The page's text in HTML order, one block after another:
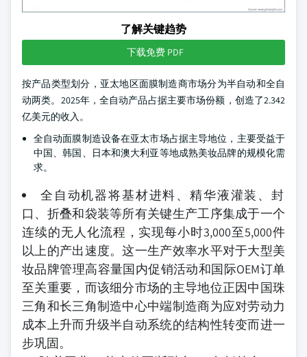
了解关键趋势
下载免费 PDF
按产品类型划分，亚太地区面膜制造商市场分为半自动和全自
动两类。2025年，全自动产品占据主要市场份额，创造了2.342
亿美元的收入。
全自动面膜制造设备在亚太市场占据主导地位，主要受益于
中国、韩国、日本和澳大利亚等地成熟美妆品牌的规模化需
求。
全自动机器将基材进料、精华液灌装、封
口、折叠和袋装等所有关键生产工序集成于一个
连续的无人化流程，实现每小时3,000至5,000件
以上的产出速度。这一生产效率水平对于大型美
妆品牌管理高容量国内促销活动和国际OEM订单
至关重要，而该细分市场的主导地位正因中国珠
三角和长三角制造中心中端制造商为应对劳动力
成本上升而升级半自动系统的结构性转变而进一
步巩固。